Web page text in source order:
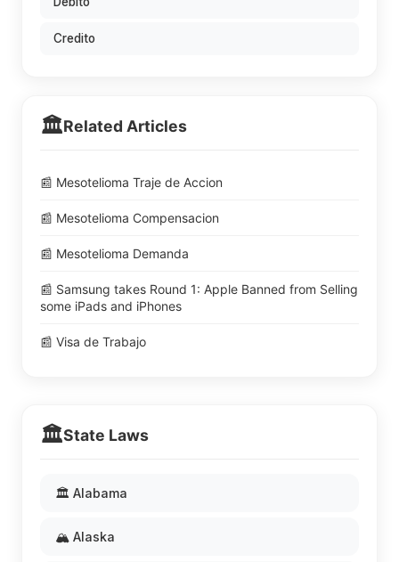
Credito
🏛️Related Articles
📰 Mesotelioma Traje de Accion
📰 Mesotelioma Compensacion
📰 Mesotelioma Demanda
📰 Samsung takes Round 1: Apple Banned from Selling
some iPads and iPhones
📰 Visa de Trabajo
🏛️State Laws
🏛️ Alabama
🏔️ Alaska